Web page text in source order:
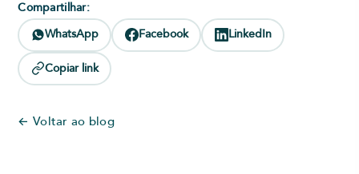
Compartilhar:
WhatsApp Facebook LinkedIn
Copiar link
← Voltar ao blog